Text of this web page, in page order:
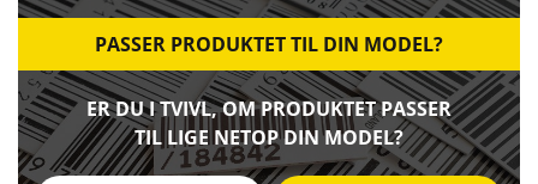
PASSER PRODUKTET TIL DIN MODEL?
ER DU I TVIVL, OM PRODUKTET PASSER
TIL LIGE NETOP DIN MODEL?